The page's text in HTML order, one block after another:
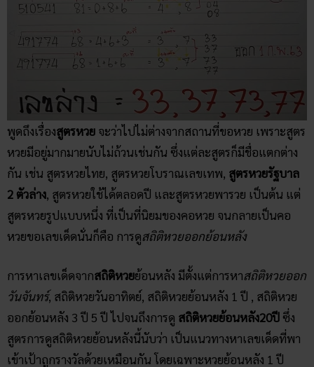
พูดถึงเรื่องสูตรหวย จะว่าไปไม่ต่างจากสถานที่ขอหวย เพราะสูตร
หวยมีอยู่มากมายนับไม่ถ้วนเช่นกัน ซึ่งแต่ละสูตรก็มีชื่อแตกต่าง
กัน เช่น สูตรหวยไทย, สูตรหวยโบราณเลขเทพ, สูตรหวยรัฐบาล
2 ตัวล่าง, สูตรหวยใช้ได้ตลอดปี และสูตรหวยพารวย เป็นต้น แต่
สูตรหวยรูปแบบหนึ่ง ที่เป็นที่นิยมของคอหวย จนกลายเป็นคอ
หวยขอเลขเด็ดนั่นก็คือ การดูสถิติหวยออกย้อนหลัง
การหาเลขเด็ดจากสถิติหวยย้อนหลัง มีตั้งแต่การหาสถิติหวยออก
วันจันทร์, สถิติหวยวันอาทิตย์, สถิติหวยย้อนหลัง 1 ปี , สถิติหวย
ออกย้อนหลัง 3 ปี 5 ปี ไปจนถึงการดู สถิติหวยย้อนหลัง20ปี ซึ่ง
สูตรการดูสถิติหวยย้อนหลังนี้นับว่า เป็นแนวทางหาเลขเด็ดที่พา
เข้าเป้าถูกรางวัลด้วยเหมือนกัน โดยเฉพาะหวยย้อนหลัง 1 ปี